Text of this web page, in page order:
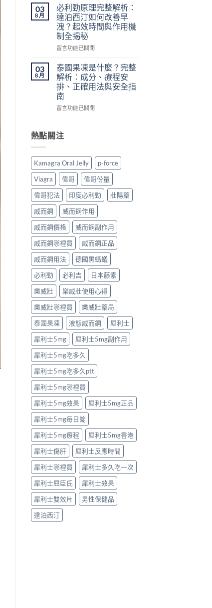
價
錢、
醫
生
紙
要
與
安
全
購
買
注
項〉
陽
藥
香
港
怎
麼
中
龍
藥
房
壯
陽
藥
薦
｜
香
港
男
性
產
品
買
指
南〉
03
8 月
必利勁原理完整解析：
達泊西汀如何改善早
洩？起效時間與作用機
制全揭秘
在
利
勁
原
理
完
整
達
泊
汀
如
何
改
善
早
洩？
起
效
時
間
與
作
用
制
揭
秘〉
中
留言功能已關閉
03
8 月
泰國果凍是什麼？完整
解析：成分、療程安
排、正確用法與安全指
南
在
果
凍
什
麼？
完
整
解
析：
分、
療
程
安
排、
正
確
法
安
全
指
南〉
中
留言功能已關閉
熱點關注
Kamagra Oral Jelly
p-force
Viagra
偉哥
偉哥份量
偉哥犯法
印度必利勁
壯陽藥
威而鋼
威而鋼作用
威而鋼價格
威而鋼副作用
威而鋼哪裡買
威而鋼正品
威而鋼用法
德國黑螞蟻
必利勁
必利吉
日本藤素
樂威壯
樂威壯使用心得
樂威壯哪裡買
樂威壯藥局
泰國果凍
液態威而鋼
犀利士
犀利士5mg
犀利士5mg副作用
犀利士5mg吃多久
犀利士5mg吃多久ptt
犀利士5mg哪裡買
犀利士5mg效果
犀利士5mg正品
犀利士5mg每日錠
犀利士5mg療程
犀利士5mg香港
犀利士傷肝
犀利士反應時間
犀利士哪裡買
犀利士多久吃一次
犀利士屈臣氏
犀利士效果
犀利士雙效片
男性保健品
達泊西汀